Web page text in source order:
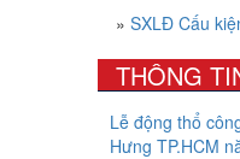
» SXLĐ Cấu
THÔNG
Lễ động thổ
Hưng TP.HCM